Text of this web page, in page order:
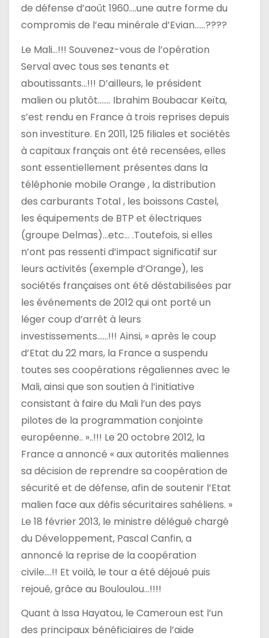
de défense d’août 1960….une autre forme du
compromis de l’eau minérale d’Evian……????
Le Mali…!!! Souvenez-vous de l’opération
Serval avec tous ses tenants et
aboutissants…!!! D’ailleurs, le président
malien ou plutôt……. Ibrahim Boubacar Keïta,
s’est rendu en France à trois reprises depuis
son investiture. En 2011, 125 filiales et sociétés
à capitaux français ont été recensées, elles
sont essentiellement présentes dans la
téléphonie mobile Orange , la distribution
des carburants Total , les boissons Castel,
les équipements de BTP et électriques
(groupe Delmas)…etc… .Toutefois, si elles
n’ont pas ressenti d’impact significatif sur
leurs activités (exemple d’Orange), les
sociétés françaises ont été déstabilisées par
les événements de 2012 qui ont porté un
léger coup d’arrêt à leurs
investissements……!!! Ainsi, » après le coup
d’Etat du 22 mars, la France a suspendu
toutes ses coopérations régaliennes avec le
Mali, ainsi que son soutien à l’initiative
consistant à faire du Mali l’un des pays
pilotes de la programmation conjointe
européenne.. »..!!! Le 20 octobre 2012, la
France a annoncé « aux autorités maliennes
sa décision de reprendre sa coopération de
sécurité et de défense, afin de soutenir l’Etat
malien face aux défis sécuritaires sahéliens. »
Le 18 février 2013, le ministre délégué chargé
du Développement, Pascal Canfin, a
annoncé la reprise de la coopération
civile….!! Et voilà, le tour a été déjoué puis
rejoué, grâce au Bouloulou…!!!!
Quant à Issa Hayatou, le Cameroun est l’un
des principaux bénéficiaires de l’aide